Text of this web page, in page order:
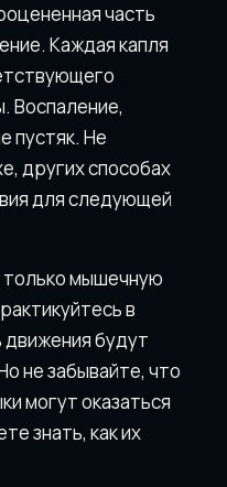
часть
Каждая капля
Воспаление,
пустяк. Не
других способах
для следующей
только мышечную
в
движения будут
не забывайте, что
могут оказаться
знать, как их